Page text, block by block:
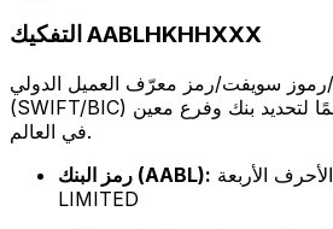
التفكيك AABLHKHHXXX
سويفت/رمز معرّف العميل الدولي
(SWIFT/BIC) من 8 إلى 11 حرفًا ورقمًا لتحديد بنك وفرع معين
في العالم.
رمز البنك (AABL):
LIMITED